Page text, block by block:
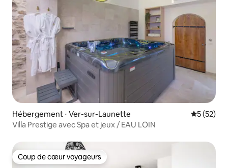
Hébergement ⋅ Ver-sur-Launette
5 (52)
Villa Prestige avec Spa et jeux / EAU LOIN
Coup de cœur voyageurs
Coup de cœur voyageurs